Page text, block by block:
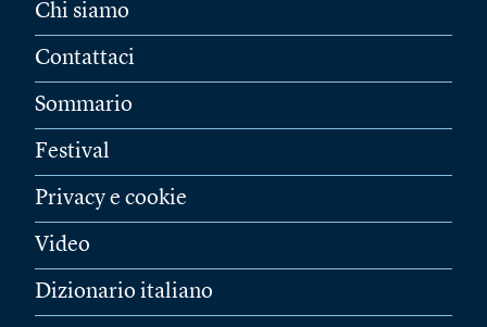
Chi siamo
Contattaci
Sommario
Festival
Privacy e cookie
Video
Dizionario italiano